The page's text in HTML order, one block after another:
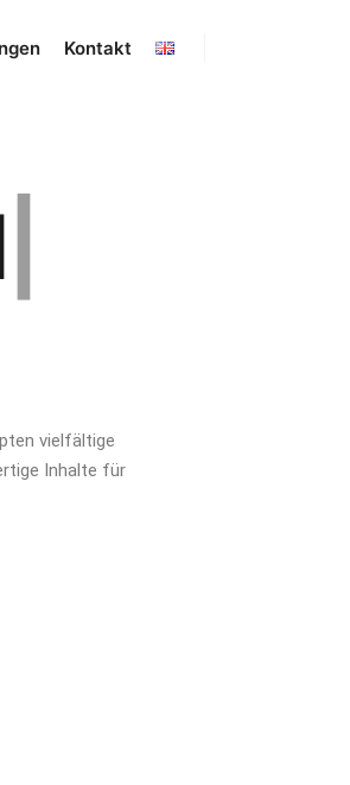
Kontakt
vielfältige
Inhalte für